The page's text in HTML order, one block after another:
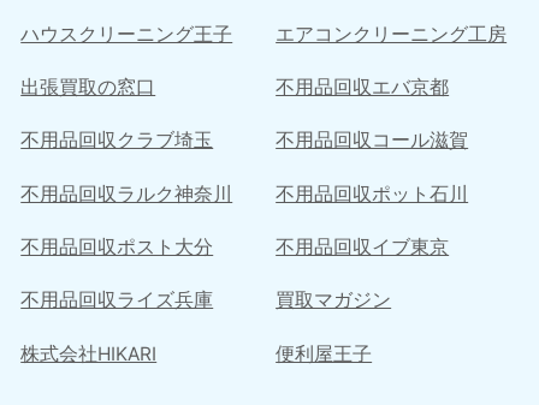
ハウスクリーニング王子 エアコンクリーニング工房
出張買取の窓口 不用品回収エバ京都
不用品回収クラブ埼玉 不用品回収コール滋賀
不用品回収ラルク神奈川 不用品回収ポット石川
不用品回収ポスト大分 不用品回収イブ東京
不用品回収ライズ兵庫 買取マガジン
株式会社HIKARI 便利屋王子